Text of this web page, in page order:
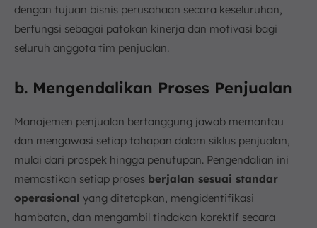
dengan tujuan bisnis perusahaan secara keseluruhan,
berfungsi sebagai patokan kinerja dan motivasi bagi
seluruh anggota tim penjualan.
b. Mengendalikan Proses Penjualan
Manajemen penjualan bertanggung jawab memantau
dan mengawasi setiap tahapan dalam siklus penjualan,
mulai dari prospek hingga penutupan. Pengendalian ini
memastikan setiap proses berjalan sesuai standar
operasional yang ditetapkan, mengidentifikasi
hambatan, dan mengambil tindakan korektif secara